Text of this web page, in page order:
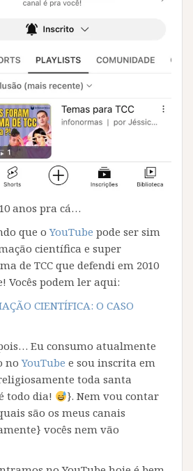
anos pra cá…
que oYouTube pode ser sim
científica e super
de TCC que defendi em 2010
Vocês podem ler aqui:
CIENTÍFICA: O CASO
Eu consumo atualmente
noYouTube e sou inscrita em
toda santa
todo dia!
}. Nem vou contar
são os meus canais
vocês nem vão